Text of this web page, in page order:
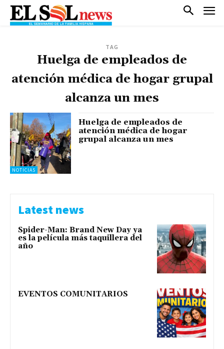
TAG
Huelga de empleados de
atención médica de hogar grupal
alcanza un mes
NOTICIAS
Huelga de empleados de
atención médica de hogar
grupal alcanza un mes
Latest news
Spider-Man: Brand New Day ya
es la película más taquillera del
año
EVENTOS COMUNITARIOS